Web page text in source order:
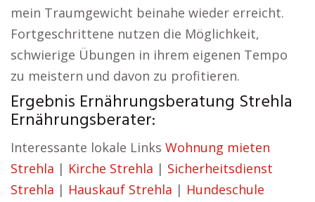
mein Traumgewicht beinahe wieder erreicht.
Fortgeschrittene nutzen die Möglichkeit,
schwierige Übungen in ihrem eigenen Tempo
zu meistern und davon zu profitieren.
Ergebnis Ernährungsberatung Strehla
Ernährungsberater:
Interessante lokale Links Wohnung mieten
Strehla | Kirche Strehla | Sicherheitsdienst
Strehla | Hauskauf Strehla | Hundeschule